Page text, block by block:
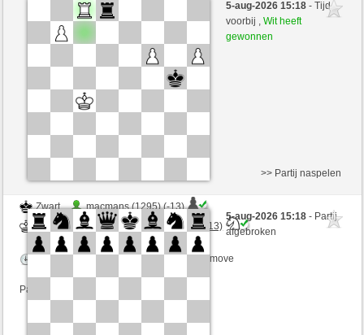
mnauerATgmxCH (1352)
Speelduur: 3 minutes/side + 2 seconds/move
5-aug-2026 15:18- Tijd
voorbij ,Wit heeft
gewonnen
Zwart
macmans (1295) (-13)
Wit
mnauerATgmxCH (1352) (+13)
Speelduur: 3 minutes/side + 2 seconds/move
Partij telt mee voor de ranglijst
>> Partij naspelen
5-aug-2026 15:18- Partij
afgebroken